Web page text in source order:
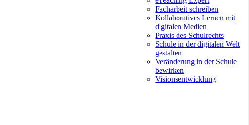
Facharbeit schreiben
Kollaboratives Lernen mit
digitalen Medien
Praxis des Schulrechts
Schule in der digitalen Welt
gestalten
Veränderung in der Schule
bewirken
Visionsentwicklung